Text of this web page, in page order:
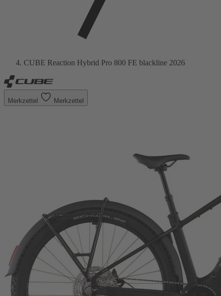
CUBE Reaction Hybrid Pro 800 FE blackline 2026
Merkzettel Merkzettel